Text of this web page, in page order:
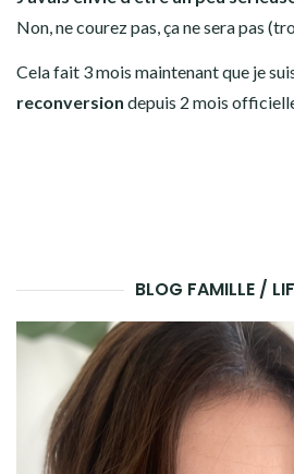
Non, ne courez pas, ça ne sera pas
Cela fait 3 mois maintenant que je
reconversion depuis 2 mois
BLOG FAMILLE /